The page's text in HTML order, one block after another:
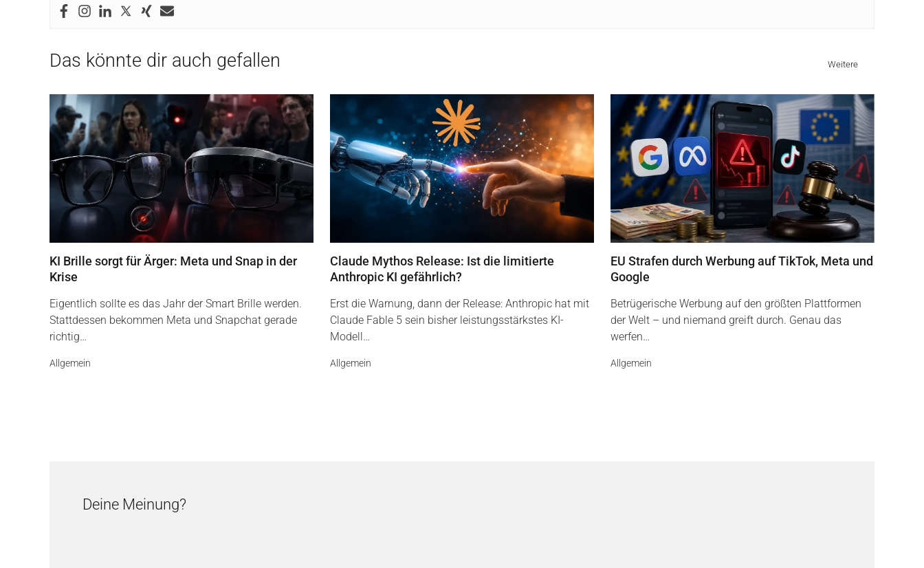
Das könnte dir auch gefallen Weitere
KI Brille sorgt für Ärger: Meta und Snap in der
Krise
Eigentlich sollte es das Jahr der Smart Brille werden.
Stattdessen bekommen Meta und Snapchat gerade
richtig…
Allgemein
Claude Mythos Release: Ist die limitierte
Anthropic KI gefährlich?
Erst die Warnung, dann der Release: Anthropic hat mit
Claude Fable 5 sein bisher leistungsstärkstes KI-
Modell…
Allgemein
EU Strafen durch Werbung auf TikTok, Meta und
Google
Betrügerische Werbung auf den größten Plattformen
der Welt – und niemand greift durch. Genau das
werfen…
Allgemein
Deine Meinung?